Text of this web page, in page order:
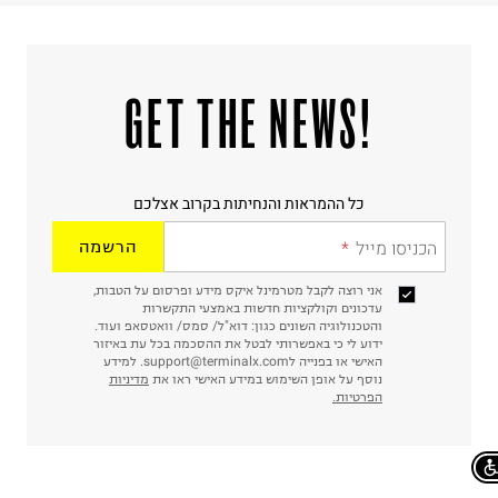
!GET THE NEWS
כל ההמראות והנחיתות בקרוב אצלכם
הכניסו מייל הרשמה
אני רוצה לקבל מטרמינל איקס מידע ופרסום על הטבות,
עדכונים וקולקציות חדשות באמצעי התקשרות
והטכנולוגיה השונים כגון: דוא"ל/ סמס/ וואטסאפ ועוד.
ידוע לי כי באפשרותי לבטל את ההסכמה בכל עת באיזור
האישי או בפנייה לsupport@terminalx.com. למידע
נוסף על אופן השימוש במידע האישי ראו את מדיניות
הפרטיות.